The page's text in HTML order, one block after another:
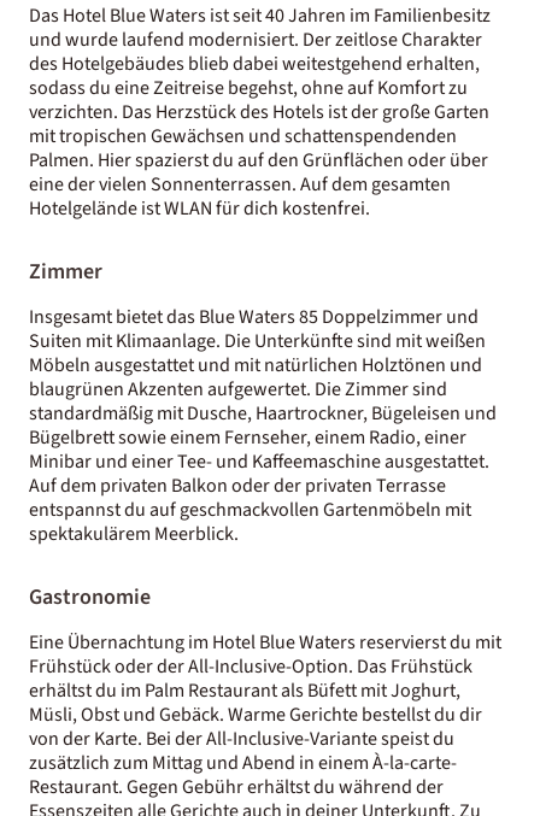
Das Hotel Blue Waters ist seit 40 Jahren im Familienbesitz
und wurde laufend modernisiert. Der zeitlose Charakter
des Hotelgebäudes blieb dabei weitestgehend erhalten,
sodass du eine Zeitreise begehst, ohne auf Komfort zu
verzichten. Das Herzstück des Hotels ist der große Garten
mit tropischen Gewächsen und schattenspendenden
Palmen. Hier spazierst du auf den Grünflächen oder über
eine der vielen Sonnenterrassen. Auf dem gesamten
Hotelgelände ist WLAN für dich kostenfrei.
Zimmer
Insgesamt bietet das Blue Waters 85 Doppelzimmer und
Suiten mit Klimaanlage. Die Unterkünfte sind mit weißen
Möbeln ausgestattet und mit natürlichen Holztönen und
blaugrünen Akzenten aufgewertet. Die Zimmer sind
standardmäßig mit Dusche, Haartrockner, Bügeleisen und
Bügelbrett sowie einem Fernseher, einem Radio, einer
Minibar und einer Tee- und Kaffeemaschine ausgestattet.
Auf dem privaten Balkon oder der privaten Terrasse
entspannst du auf geschmackvollen Gartenmöbeln mit
spektakulärem Meerblick.
Gastronomie
Eine Übernachtung im Hotel Blue Waters reservierst du mit
Frühstück oder der All-Inclusive-Option. Das Frühstück
erhältst du im Palm Restaurant als Büfett mit Joghurt,
Müsli, Obst und Gebäck. Warme Gerichte bestellst du dir
von der Karte. Bei der All-Inclusive-Variante speist du
zusätzlich zum Mittag und Abend in einem À-la-carte-
Restaurant. Gegen Gebühr erhältst du während der